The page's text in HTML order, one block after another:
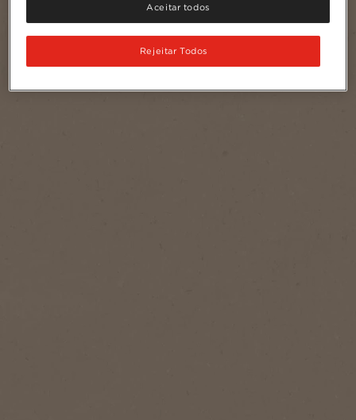
Rejeitar Todos
Aceitar todos